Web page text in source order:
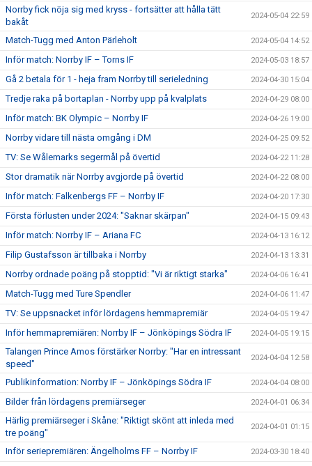
Norrby fick nöja sig med kryss - fortsätter att hålla tätt
bakåt
2024-05-04 22:59
Match-Tugg med Anton Pärleholt 2024-05-04 14:52
Inför match: Norrby IF – Torns IF 2024-05-03 18:57
Gå 2 betala för 1 - heja fram Norrby till serieledning 2024-04-30 15:04
Tredje raka på bortaplan - Norrby upp på kvalplats 2024-04-29 08:00
Inför match: BK Olympic – Norrby IF 2024-04-26 19:00
Norrby vidare till nästa omgång i DM 2024-04-25 09:52
TV: Se Wålemarks segermål på övertid 2024-04-22 11:28
Stor dramatik när Norrby avgjorde på övertid 2024-04-22 08:00
Inför match: Falkenbergs FF – Norrby IF 2024-04-20 17:30
Första förlusten under 2024: "Saknar skärpan" 2024-04-15 09:43
Inför match: Norrby IF – Ariana FC 2024-04-13 16:12
Filip Gustafsson är tillbaka i Norrby 2024-04-13 13:31
Norrby ordnade poäng på stopptid: "Vi är riktigt starka" 2024-04-06 16:41
Match-Tugg med Ture Spendler 2024-04-06 11:47
TV: Se uppsnacket inför lördagens hemmapremiär 2024-04-05 19:47
Inför hemmapremiären: Norrby IF – Jönköpings Södra IF 2024-04-05 19:15
Talangen Prince Amos förstärker Norrby: "Har en intressant
speed"
2024-04-04 12:58
Publikinformation: Norrby IF – Jönköpings Södra IF 2024-04-04 08:00
Bilder från lördagens premiärseger 2024-04-01 06:34
Härlig premiärseger i Skåne: "Riktigt skönt att inleda med
tre poäng"
2024-04-01 01:15
Inför seriepremiären: Ängelholms FF – Norrby IF 2024-03-30 18:40